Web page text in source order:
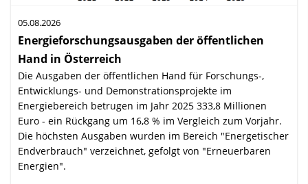
05.08.2026
Energieforschungsausgaben der öffentlichen
Hand in Österreich
Die Ausgaben der öffentlichen Hand für Forschungs-,
Entwicklungs- und Demon­stra­tions­projekte im
Energiebereich betrugen im Jahr 2025 333,8 Millionen
Euro - ein Rückgang um 16,8 % im Vergleich zum Vorjahr.
Die höchsten Ausgaben wurden im Bereich "Energe­tischer
Endverbrauch" verzeichnet, gefolgt von "Erneuerbaren
Energien".